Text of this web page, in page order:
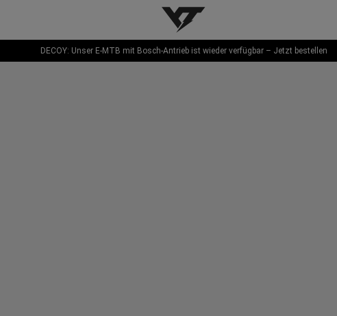
YT-Industries
DECOY: Unser E-MTB mit Bosch-Antrieb ist wieder verfügbar – Jetzt bestellen